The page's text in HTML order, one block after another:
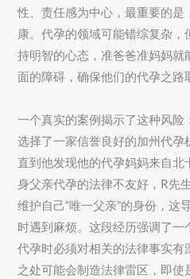
性、责任感为中心，最重要的是
康。代孕的领域可能错综复杂
持明智的心态，准爸爸准妈妈
面的障碍，确保他们的代孕之路
一个真实的案例揭示了这种风险
选择了一家信誉良好的加州代孕
直到他发现他的代孕妈妈来自
身父亲代孕的法律不友好，R先
维护自己“唯一父亲”的身份，这
时遇到麻烦。这段经历强调了一
代孕时必须对相关的法律事实
之处可能会制造法律雷区，即使